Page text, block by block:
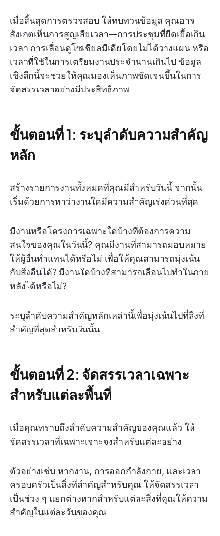
เมื่อสิ้นสุดการตรวจสอบ ให้ทบทวนข้อมูล คุณอาจ
สังเกตเห็นการสูญเสียเวลา—การประชุมที่ยืดเยื้อเกิน
เวลา การเลื่อนดูโซเชียลมีเดียโดยไม่ได้วางแผน หรือ
เวลาที่ใช้ในการเตรียมงานประจำนานเกินไป ข้อมูล
เชิงลึกนี้จะช่วยให้คุณมองเห็นภาพชัดเจนขึ้นในการ
จัดสรรเวลาอย่างมีประสิทธิภาพ
ขั้นตอนที่ 1: ระบุลำดับความสำคัญ
หลัก
สร้างรายการงานทั้งหมดที่คุณมีสำหรับวันนี้ จากนั้น
เริ่มด้วยการหาว่างานใดมีความสำคัญเร่งด่วนที่สุด
มีงานหรือโครงการเฉพาะใดบ้างที่ต้องการความ
สนใจของคุณในวันนี้? คุณมีงานที่สามารถมอบหมาย
ให้ผู้อื่นทำแทนได้หรือไม่ เพื่อให้คุณสามารถมุ่งเน้น
กับสิ่งอื่นได้? มีงานใดบ้างที่สามารถเลื่อนไปทำในภาย
หลังได้หรือไม่?
ระบุลำดับความสำคัญหลักเหล่านี้เพื่อมุ่งเน้นไปที่สิ่งที่
สำคัญที่สุดสำหรับวันนั้น
ขั้นตอนที่ 2: จัดสรรเวลาเฉพาะ
สำหรับแต่ละพื้นที่
เมื่อคุณทราบถึงลำดับความสำคัญของคุณแล้ว ให้
จัดสรรเวลาที่เฉพาะเจาะจงสำหรับแต่ละอย่าง
ตัวอย่างเช่น หากงาน, การออกกำลังกาย, และเวลา
ครอบครัวเป็นสิ่งที่สำคัญสำหรับคุณ ให้จัดสรรเวลา
เป็นช่วง ๆ แยกต่างหากสำหรับแต่ละสิ่งที่คุณให้ความ
สำคัญในแต่ละวันของคุณ